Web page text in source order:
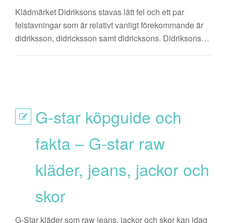
Klädmärket Didriksons stavas lätt fel och ett par
felstavningar som är relativt vanligt förekommande är
didriksson, didricksson samt didricksons. Didriksons…
G-star köpguide och
fakta – G-star raw
kläder, jeans, jackor och
skor
G-Star kläder som raw jeans, jackor och skor kan idag